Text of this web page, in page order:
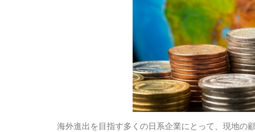
海外進出を目指す多くの日系企業にとって、現地の